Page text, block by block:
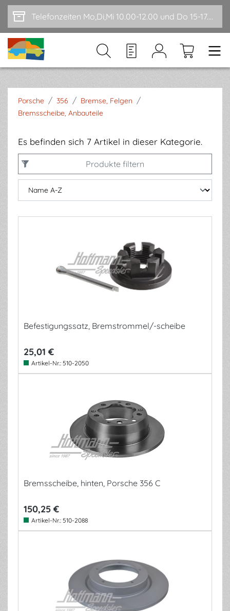
Zum Hauptinhalt springen Telefonzeiten Mo,Di,Mi 10.00-12.00 und Do 15-17.00
Porsche / 356 / Bremse, Felgen /
Bremsscheibe, Anbauteile
Es befinden sich 7 Artikel in dieser Kategorie.
Produkte filtern
Befestigungssatz, Bremstrommel/-scheibe
25,01 €
Artikel-Nr.: 510-2050
Bremsscheibe, hinten, Porsche 356 C
150,25 €
Artikel-Nr.: 510-2088